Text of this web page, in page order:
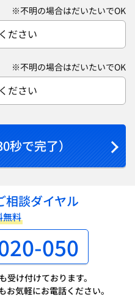
※不明の場合はだいたいでOK
ださい
※不明の場合はだいたいでOK
ださい
秒で完了）
相談ダイヤル
無料
050
受け付けております。
気軽にお電話ください。